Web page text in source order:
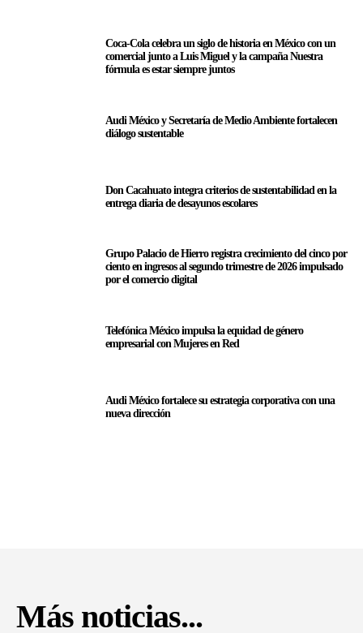
Coca-Cola celebra un siglo de historia en México con un
comercial junto a Luis Miguel y la campaña Nuestra
fórmula es estar siempre juntos
Audi México y Secretaría de Medio Ambiente fortalecen
diálogo sustentable
Don Cacahuato integra criterios de sustentabilidad en la
entrega diaria de desayunos escolares
Grupo Palacio de Hierro registra crecimiento del cinco por
ciento en ingresos al segundo trimestre de 2026 impulsado
por el comercio digital
Telefónica México impulsa la equidad de género
empresarial con Mujeres en Red
Audi México fortalece su estrategia corporativa con una
nueva dirección
Más noticias...